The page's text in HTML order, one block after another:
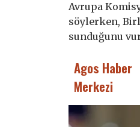
Avrupa
söylerken,
sunduğunu
Agos Haber
Merkezi